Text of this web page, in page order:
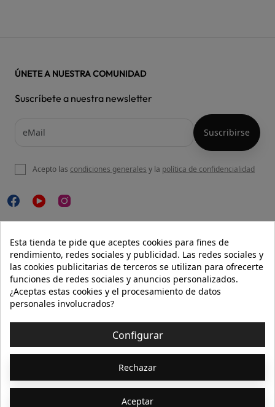
NUESTRA WEB
AYUDA
INFORMACIÓN 
ÚNETE A NUESTRA COMUNIDAD
Suscríbete a nuestra newsletter
Acepto las condiciones generales y la política de confidencialidad
Esta tienda te pide que aceptes cookies para fines de
rendimiento, redes sociales y publicidad. Las redes sociales y
las cookies publicitarias de terceros se utilizan para ofrecerte
funciones de redes sociales y anuncios personalizados.
¿Aceptas estas cookies y el procesamiento de datos
personales involucrados?
Configurar
Rechazar
Aceptar